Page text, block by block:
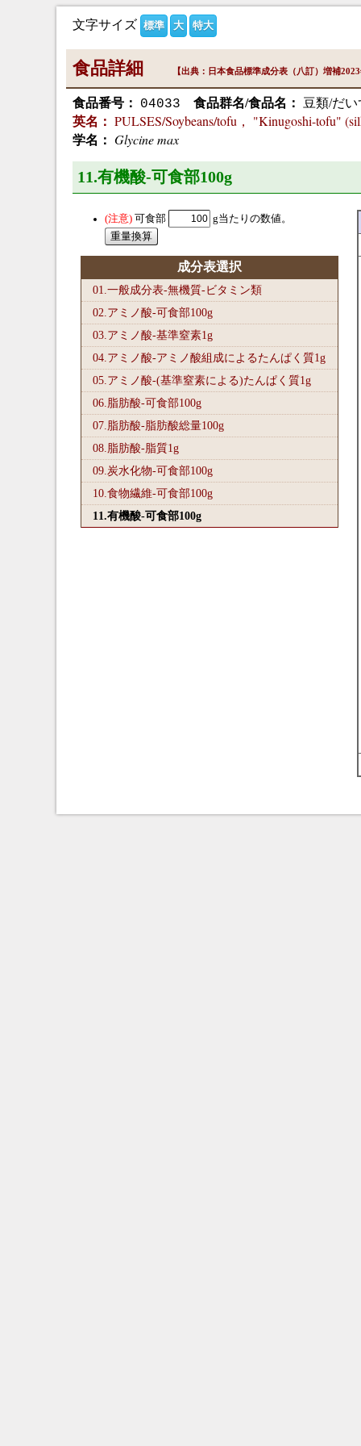
文字サイズ 標準 大 特大
食品詳細 【出典：日本食品標準成分表（八訂）増補
食品番号： 04033 食品群名/食品名：
豆類/だ
英名： PULSES/Soybeans/tofu， "Kinugoshi-tofu"
学名： Glycine max
11.有機酸-可食部100g
可食部 g当たりの数値。
成分表選択
01.一般成分表-無機質-ビタミン類
02.アミノ酸-可食部100g
03.アミノ酸-基準窒素1g
04.アミノ酸-アミノ酸組成によるたんぱく質1g
05.アミノ酸-(基準窒素による)たんぱく質1g
06.脂肪酸-可食部100g
07.脂肪酸-脂肪酸総量100g
08.脂肪酸-脂質1g
09.炭水化物-可食部100g
10.食物繊維-可食部100g
11.有機酸-可食部100g